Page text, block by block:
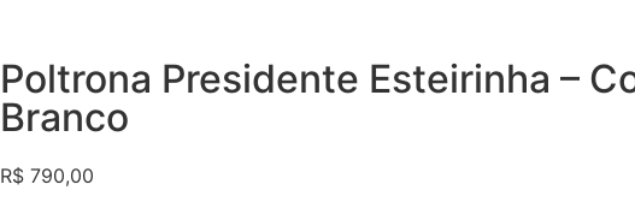
Poltrona Presidente Esteirinha –
Branco
R$ 790,00